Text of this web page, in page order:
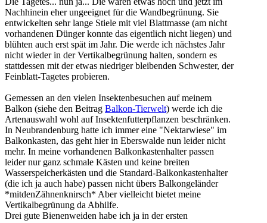
Nachhinein eher ungeeignet für die Wandbegrünung. Sie
entwickelten sehr lange Stiele mit viel Blattmasse (am nicht
vorhandenen Dünger konnte das eigentlich nicht liegen) und
blühten auch erst spät im Jahr. Die werde ich nächstes Jahr
nicht wieder in der Vertikalbegrünung halten, sondern es
stattdessen mit der etwas niedriger bleibenden Schwester, der
Feinblatt-Tagetes probieren.
Gemessen an den vielen Insektenbesuchen auf meinem
Balkon (siehe den Beitrag Balkon-Tierwelt) werde ich die
Artenauswahl wohl auf Insektenfutterpflanzen beschränken.
In Neubrandenburg hatte ich immer eine "Nektarwiese" im
Balkonkasten, das geht hier in Eberswalde nun leider nicht
mehr. In meine vorhandenen Balkonkastenhalter passen
leider nur ganz schmale Kästen und keine breiten
Wasserspeicherkästen und die Standard-Balkonkastenhalter
(die ich ja auch habe) passen nicht übers Balkongeländer
*mitdenZähnenknirsch* Aber vielleicht bietet meine
Vertikalbegrünung da Abhilfe.
Drei gute Bienenweiden habe ich ja in der ersten